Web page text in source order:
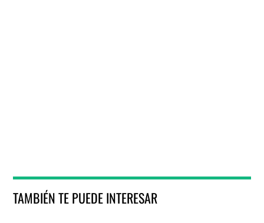
TAMBIÉN TE PUEDE INTERESAR